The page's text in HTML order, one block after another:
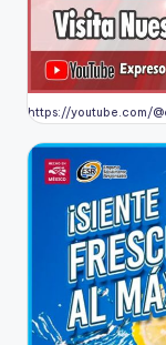
https://youtube.com/